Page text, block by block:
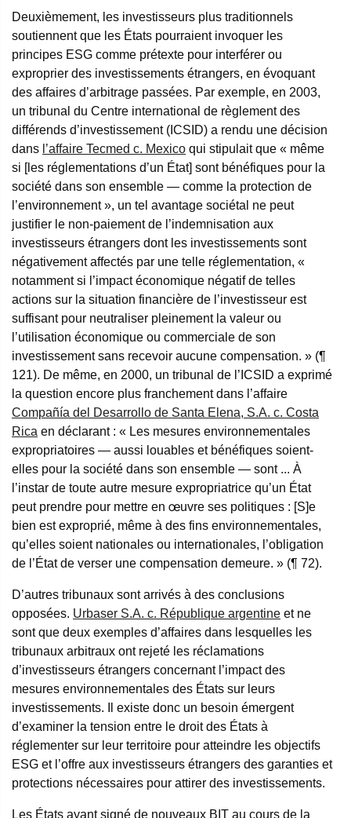
Deuxièmement, les investisseurs plus traditionnels
soutiennent que les États pourraient invoquer les
principes ESG comme prétexte pour interférer ou
exproprier des investissements étrangers, en évoquant
des affaires d’arbitrage passées. Par exemple, en 2003,
un tribunal du Centre international de règlement des
différends d’investissement (ICSID) a rendu une décision
dans l’affaire Tecmed c. Mexico qui stipulait que « même
si [les réglementations d’un État] sont bénéfiques pour la
société dans son ensemble — comme la protection de
l’environnement », un tel avantage sociétal ne peut
justifier le non-paiement de l’indemnisation aux
investisseurs étrangers dont les investissements sont
négativement affectés par une telle réglementation, «
notamment si l’impact économique négatif de telles
actions sur la situation financière de l’investisseur est
suffisant pour neutraliser pleinement la valeur ou
l’utilisation économique ou commerciale de son
investissement sans recevoir aucune compensation. » (¶
121). De même, en 2000, un tribunal de l’ICSID a exprimé
la question encore plus franchement dans l’affaire
Compañía del Desarrollo de Santa Elena, S.A. c. Costa
Rica en déclarant : « Les mesures environnementales
expropriatoires — aussi louables et bénéfiques soient-
elles pour la société dans son ensemble — sont ... À
l’instar de toute autre mesure expropriatrice qu’un État
peut prendre pour mettre en œuvre ses politiques : [S]e
bien est exproprié, même à des fins environnementales,
qu’elles soient nationales ou internationales, l’obligation
de l’État de verser une compensation demeure. » (¶ 72).
D’autres tribunaux sont arrivés à des conclusions
opposées. Urbaser S.A. c. République argentine et ne
sont que deux exemples d’affaires dans lesquelles les
tribunaux arbitraux ont rejeté les réclamations
d’investisseurs étrangers concernant l’impact des
mesures environnementales des États sur leurs
investissements. Il existe donc un besoin émergent
d’examiner la tension entre le droit des États à
réglementer sur leur territoire pour atteindre les objectifs
ESG et l’offre aux investisseurs étrangers des garanties et
protections nécessaires pour attirer des investissements.
Les États ayant signé de nouveaux BIT au cours de la